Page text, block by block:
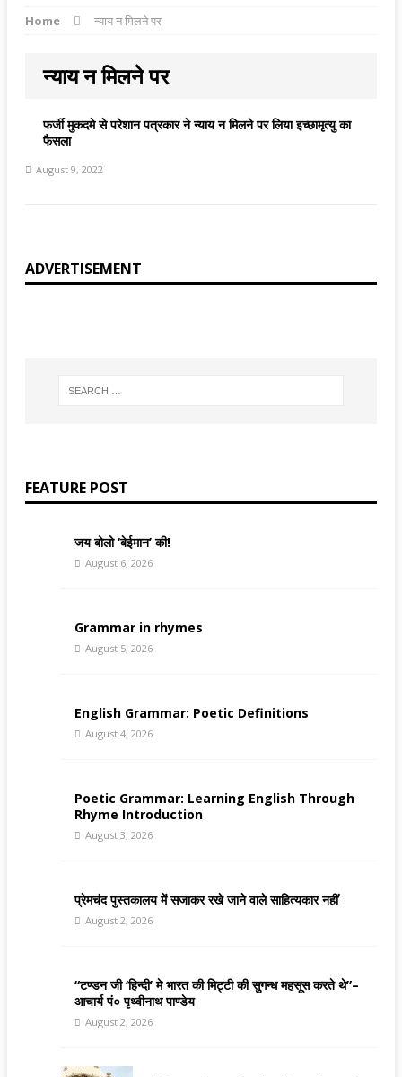
Home न्याय न मिलने पर
न्याय न मिलने पर
फर्जी मुकदमे से परेशान पत्रकार ने न्याय न मिलने पर लिया इच्छामृत्यु का
फैसला
August 9, 2022
ADVERTISEMENT
FEATURE POST
जय बोलो ‘बेईमान’ की!
August 6, 2026
Grammar in rhymes
August 5, 2026
English Grammar: Poetic Definitions
August 4, 2026
Poetic Grammar: Learning English Through
Rhyme Introduction
August 3, 2026
प्रेमचंद पुस्तकालय में सजाकर रखे जाने वाले साहित्यकार नहीं
August 2, 2026
“टण्डन जी ‘हिन्दी’ मे भारत की मिट्टी की सुगन्ध महसूस करते थे”–
आचार्य पं० पृथ्वीनाथ पाण्डेय
August 2, 2026